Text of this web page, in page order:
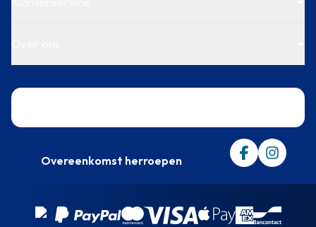
Overeenkomst herroepen